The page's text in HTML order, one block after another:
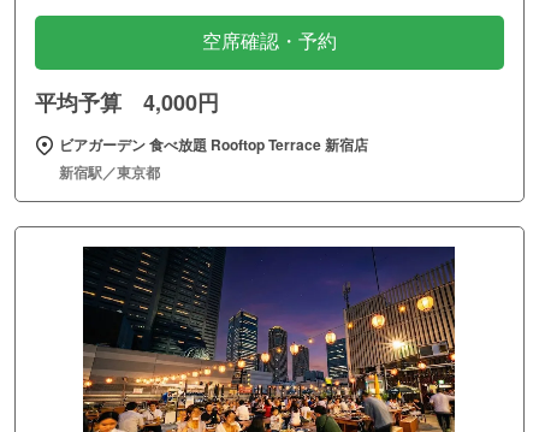
空席確認・予約
平均予算 4,000円
ビアガーデン 食べ放題 Rooftop Terrace 新宿店
新宿駅／東京都